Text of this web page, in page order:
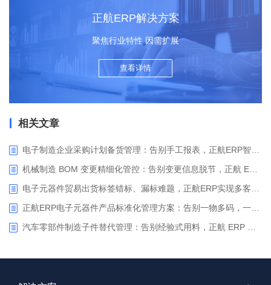
正航ERP解决方案
聚焦行业特性 因需扩展
查看详情
相关文章